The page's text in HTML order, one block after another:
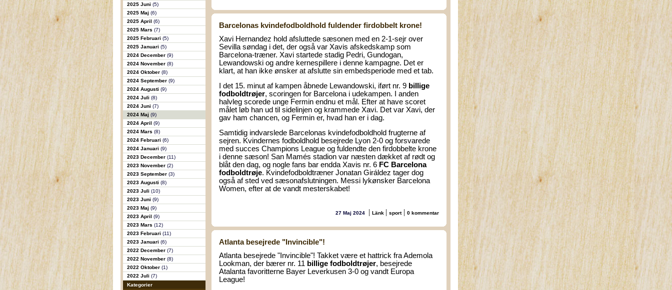
2025 Juni (5)
2025 Maj (6)
2025 April (6)
2025 Mars (7)
2025 Februari (5)
2025 Januari (5)
2024 December (9)
2024 November (8)
2024 Oktober (8)
2024 September (9)
2024 Augusti (9)
2024 Juli (8)
2024 Juni (7)
2024 Maj (9)
2024 April (9)
2024 Mars (8)
2024 Februari (6)
2024 Januari (9)
2023 December (11)
2023 November (2)
2023 September (3)
2023 Augusti (8)
2023 Juli (10)
2023 Juni (9)
2023 Maj (9)
2023 April (9)
2023 Mars (12)
2023 Februari (11)
2023 Januari (6)
2022 December (7)
2022 November (8)
2022 Oktober (1)
2022 Juli (7)
Kategorier
Barcelonas kvindefodboldhold fuldender firdobbelt krone!
Xavi Hernandez hold afsluttede sæsonen med en 2-1-sejr over
Sevilla søndag i det, der også var Xavis afskedskamp som
Barcelona-træner. Xavi startede stadig Pedri, Gundogan,
Lewandowski og andre kernespillere i denne kampagne. Det er
klart, at han ikke ønsker at afslutte sin embedsperiode med et tab.
I det 15. minut af kampen åbnede Lewandowski, iført nr. 9 billige
fodboldtrøjer, scoringen for Barcelona i udekampen. I anden
halvleg scorede unge Fermin endnu et mål. Efter at have scoret
målet løb han ud til sidelinjen og krammede Xavi. Det var Xavi, der
gav ham chancen, og Fermin er, hvad han er i dag.
Samtidig indvarslede Barcelonas kvindefodboldhold frugterne af
sejren. Kvindernes fodboldhold besejrede Lyon 2-0 og forsvarede
med succes Champions League og fuldendte den firdobbelte krone
i denne sæson! San Mamés stadion var næsten dækket af rødt og
blåt den dag, og nogle fans bar endda Xavis nr. 6 FC Barcelona
fodboldtrøje. Kvindefodboldtræner Jonatan Giráldez tager dog
også af sted ved sæsonafslutningen. Messi lykønsker Barcelona
Women, efter at de vandt mesterskabet!
27 Maj 2024 | Länk | sport| 0 kommentar
Atlanta besejrede "Invincible"!
Atlanta besejrede "Invincible"! Takket være et hattrick fra Ademola
Lookman, der bærer nr. 11 billige fodboldtrøjer, besejrede
Atalanta favoritterne Bayer Leverkusen 3-0 og vandt Europa
League!